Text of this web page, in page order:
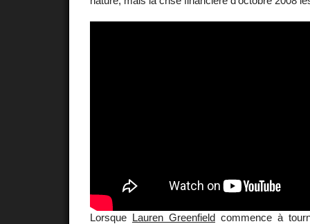
Lorsque Lauren Greenfield commence à